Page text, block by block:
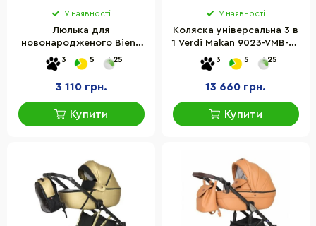
У наявності
Люлька для
новонародженого Biene
BSOCCMG Solo Melange
Grey без шасі
3 5 25
3 110 грн.
Купити
У наявності
Коляска універсальна 3 в
1 Verdi Makan 9023-VMB-03
new gold
3 5 25
13 660 грн.
Купити